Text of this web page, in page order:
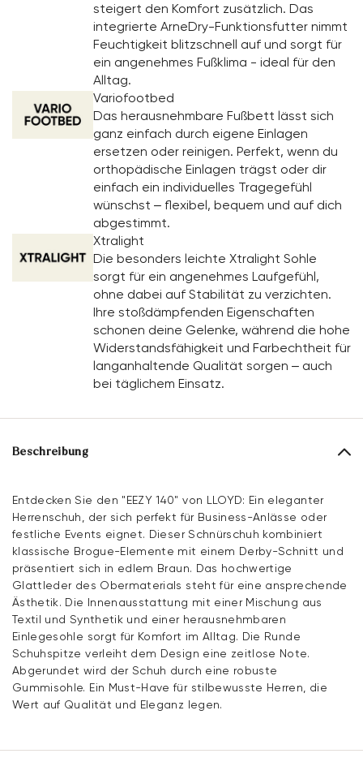
steigert den Komfort zusätzlich. Das
integrierte ArneDry-Funktionsfutter nimmt
Feuchtigkeit blitzschnell auf und sorgt für
ein angenehmes Fußklima - ideal für den
Alltag.
Variofootbed
Das herausnehmbare Fußbett lässt sich
ganz einfach durch eigene Einlagen
ersetzen oder reinigen. Perfekt, wenn du
orthopädische Einlagen trägst oder dir
einfach ein individuelles Tragegefühl
wünschst – flexibel, bequem und auf dich
abgestimmt.
Xtralight
Die besonders leichte Xtralight Sohle
sorgt für ein angenehmes Laufgefühl,
ohne dabei auf Stabilität zu verzichten.
Ihre stoßdämpfenden Eigenschaften
schonen deine Gelenke, während die hohe
Widerstandsfähigkeit und Farbechtheit für
langanhaltende Qualität sorgen – auch
bei täglichem Einsatz.
Beschreibung
Entdecken Sie den "EEZY 140" von LLOYD: Ein eleganter
Herrenschuh, der sich perfekt für Business-Anlässe oder
festliche Events eignet. Dieser Schnürschuh kombiniert
klassische Brogue-Elemente mit einem Derby-Schnitt und
präsentiert sich in edlem Braun. Das hochwertige
Glattleder des Obermaterials steht für eine ansprechende
Ästhetik. Die Innenausstattung mit einer Mischung aus
Textil und Synthetik und einer herausnehmbaren
Einlegesohle sorgt für Komfort im Alltag. Die Runde
Schuhspitze verleiht dem Design eine zeitlose Note.
Abgerundet wird der Schuh durch eine robuste
Gummisohle. Ein Must-Have für stilbewusste Herren, die
Wert auf Qualität und Eleganz legen.